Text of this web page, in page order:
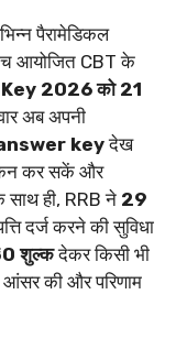
पैरामेडिकल
आयोजित CBT के
2026 को 21
अब अपनी
keyदेख
कर सकें और
ही, RRB ने 29
दर्ज करने की सुविधा
शुल्कदेकर किसी भी
की और परिणाम